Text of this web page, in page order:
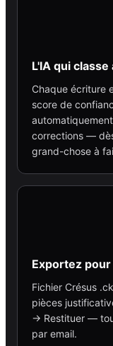
L'IA qui
Chaque écriture
score de
corrections —
grand-chose à
Exportez
Fichier Crésus
pièces
→ Restituer —
par email.